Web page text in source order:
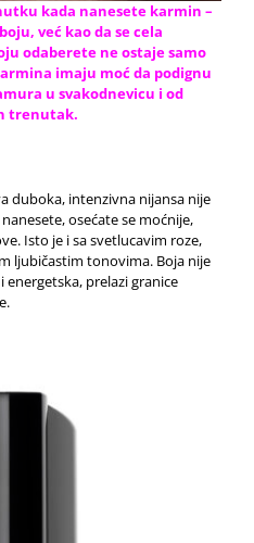
kada nanesete karmin –
već kao da se cela
odaberete ne ostaje samo
imaju moć da podignu
u svakodnevicu i od
trenutak.
duboka, intenzivna nijansa nije
osećate se moćnije,
Isto je i sa svetlucavim roze,
ljubičastim tonovima. Boja nije
prelazi granice